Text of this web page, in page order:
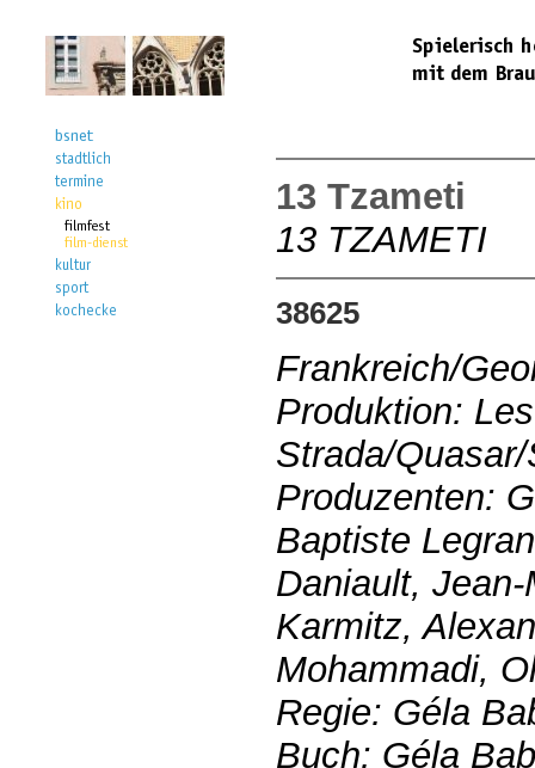
13 Tzameti
13 TZAMETI
38625
Frankreich/
Produktion:
Strada/
Produzenten:
Baptiste
Daniault,
Karmitz,
Mohammadi,
Regie: Géla
Buch: Géla